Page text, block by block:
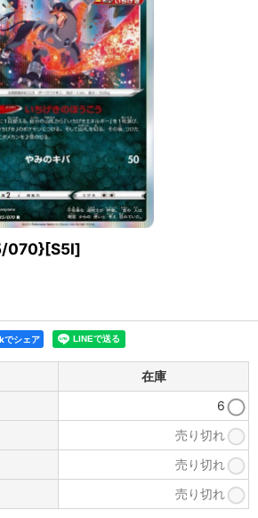
070}[S5I]
でシェア
在庫
6
売り切れ
売り切れ
売り切れ